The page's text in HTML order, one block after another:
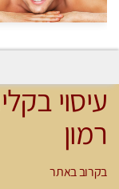
עיסוי
רמון
בקרוב באתר